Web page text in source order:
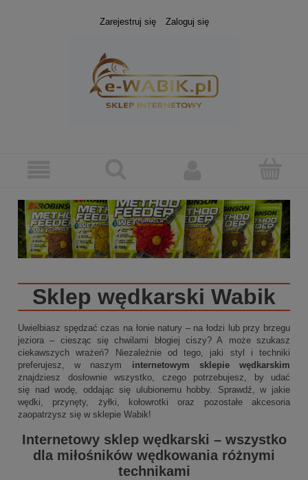
Zarejestruj się Zaloguj się
Sklep wędkarski Wabik
Uwielbiasz spędzać czas na łonie natury – na łodzi lub przy brzegu
jeziora – ciesząc się chwilami błogiej ciszy? A może szukasz
ciekawszych wrażeń? Niezależnie od tego, jaki styl i techniki
preferujesz, w naszym internetowym sklepie wędkarskim
znajdziesz dosłownie wszystko, czego potrzebujesz, by udać
się nad wodę, oddając się ulubionemu hobby. Sprawdź, w jakie
wędki, przynęty, żyłki, kołowrotki oraz pozostałe akcesoria
zaopatrzysz się w sklepie Wabik!
Internetowy sklep wędkarski – wszystko
dla miłośników wędkowania różnymi
technikami